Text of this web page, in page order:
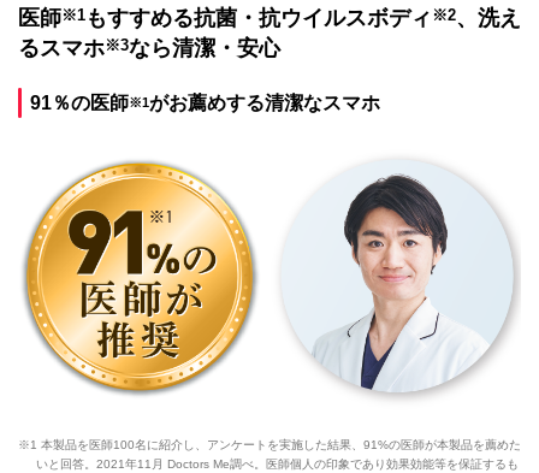
医師※1 もすすめる抗菌・抗ウイルスボディ ※2、洗え
るスマホ※3なら清潔・安心
91％の医師※1がお薦めする清潔なスマホ
※1 本製品を医師100名に紹介し、アンケートを実施した結果、91%の医師が本製品を薦めた
いと回答。2021年11月 Doctors Me調べ。医師個人の印象であり効果効能等を保証するも